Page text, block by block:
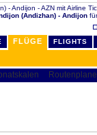
- Andijon - AZN mit Airline
(Andizhan) - Andijon
FLÜGE FLIGHTS